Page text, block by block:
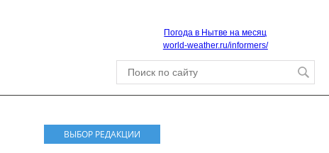
Погода в Нытве на месяц
world-weather.ru/informers/
ВЫБОР РЕДАКЦИИ